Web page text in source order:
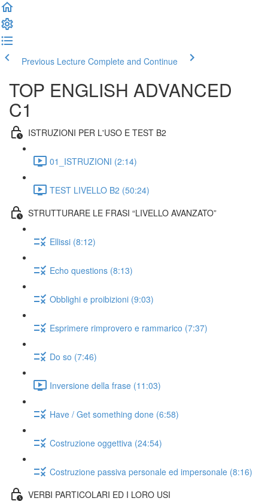
Previous Lecture Complete and Continue
TOP ENGLISH ADVANCED
C1
ISTRUZIONI PER L'USO E TEST B2
01_ISTRUZIONI (2:14)
TEST LIVELLO B2 (50:24)
STRUTTURARE LE FRASI “LIVELLO AVANZATO”
Ellissi (8:12)
Echo questions (8:13)
Obblighi e proibizioni (9:03)
Esprimere rimprovero e rammarico (7:37)
Do so (7:46)
Inversione della frase (11:03)
Have / Get something done (6:58)
Costruzione oggettiva (24:54)
Costruzione passiva personale ed impersonale (8:16)
VERBI PARTICOLARI ED I LORO USI